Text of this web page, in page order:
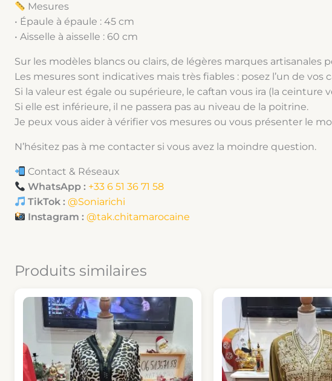
Mesures
• Épaule à épaule : 45 cm
• Aisselle à aisselle : 60 cm
Sur les modèles blancs ou clairs, de légères marques
Les mesures sont indicatives mais très fiables : posez l’un de vos
Si la valeur est égale ou supérieure, le caftan vous ira (la ceinture
Si elle est inférieure, il ne passera pas au niveau de la poitrine.
Je peux vous aider à vérifier vos mesures ou vous présenter le
N’hésitez pas à me contacter si vous avez la moindre question.
Contact & Réseaux
WhatsApp : +33 6 51 36 71 58
TikTok : @Soniarichi
Instagram : @tak.chitamarocaine
Produits similaires